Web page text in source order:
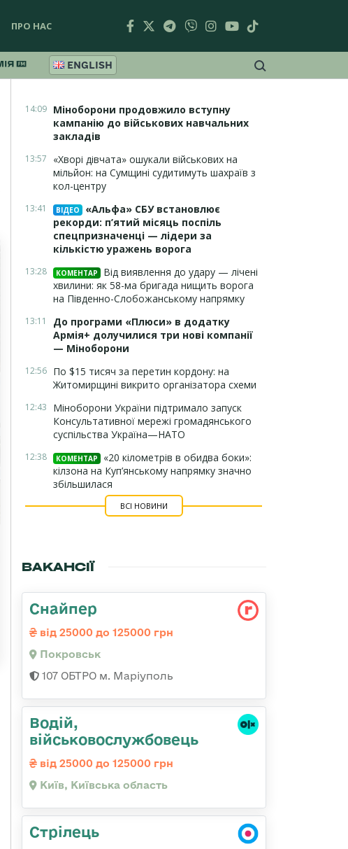
ПРО НАС
ENGLISH
14:09 Міноборони продовжило вступну
кампанію до військових навчальних
закладів
13:57
«Хворі дівчата» ошукали військових на
мільйон: на Сумщині судитимуть шахраїв з
кол-центру
13:41 ВІДЕО
«Альфа» СБУ встановлює
рекорди: п’ятий місяць поспіль
спецпризначенці — лідери за
кількістю уражень ворога
13:28 КОМЕНТАР
Від виявлення до удару — лічені
хвилини: як 58-ма бригада нищить ворога
на Південно-Слобожанському напрямку
13:11
До програми «Плюси» в додатку
Армія+ долучилися три нові компанії
— Міноборони
12:56 По $15 тисяч за перетин кордону: на
Житомирщині викрито організатора схеми
12:43
Міноборони України підтримало запуск
Консультативної мережі громадянського
суспільства Україна—НАТО
12:38 КОМЕНТАР
«20 кілометрів в обидва боки»:
кілзона на Куп’янському напрямку значно
збільшилася
ВСІ НОВИНИ
ВАКАНСІЇ
Снайпер
від 25000 до 125000 грн
Покровськ
107 ОБТРО м. Маріуполь
Водій,
військовослужбовець
від 25000 до 125000 грн
Київ, Київська область
Стрілець